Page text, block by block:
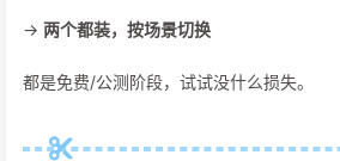
→ 两个都装，按场景切换
都是免费/公测阶段，试试没什么损失。